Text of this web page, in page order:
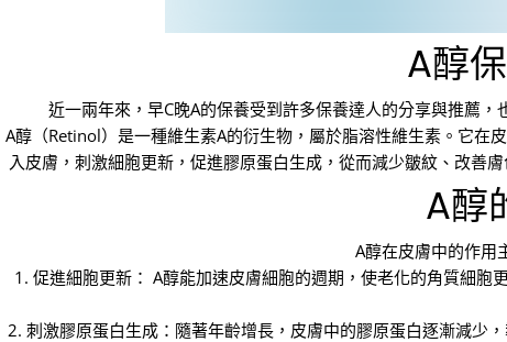
A醇
近一兩年來，早C晚A的保養受到許多保養達人的分享與推薦
A醇（Retinol）是一種維生素A的衍生物，屬於脂溶性維生素。它在
入皮膚，刺激細胞更新，促進膠原蛋白生成，從而減少皺紋、改善
A醇
A醇在皮膚中的作用
1. 促進細胞更新： A醇能加速皮膚細胞的週期，使老化的角質細
2. 刺激膠原蛋白生成：隨著年齡增長，皮膚中的膠原蛋白逐漸減少